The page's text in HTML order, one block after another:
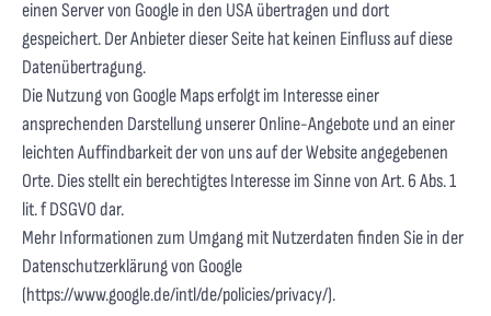
einen Server von Google in den USA übertragen und dort
gespeichert. Der Anbieter dieser Seite hat keinen Einfluss auf diese
Datenübertragung.
Die Nutzung von Google Maps erfolgt im Interesse einer
ansprechenden Darstellung unserer Online-Angebote und an einer
leichten Auffindbarkeit der von uns auf der Website angegebenen
Orte. Dies stellt ein berechtigtes Interesse im Sinne von Art. 6 Abs. 1
lit. f DSGVO dar.
Mehr Informationen zum Umgang mit Nutzerdaten finden Sie in der
Datenschutzerklärung von Google
(https://www.google.de/intl/de/policies/privacy/).